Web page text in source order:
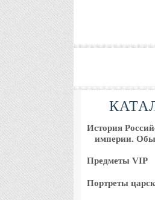
История
империи.
Предметы VIP
Портреты